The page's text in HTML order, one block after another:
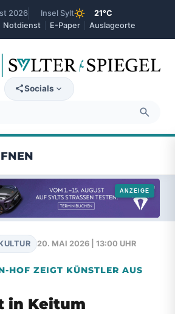
2026 Insel Syltsunny
21°C
Notdienst E-Paper Auslageorte
search
Socials expand_more
20. MAI 2026 | 13:00 UHR
HOF ZEIGT KÜNSTLER AUS
in Keitum